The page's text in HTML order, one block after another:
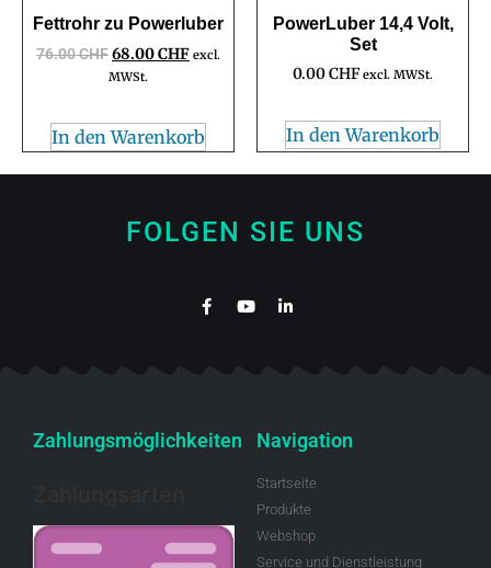
Fettrohr zu Powerluber
76.00CHF68.00CHF excl.
MWSt.
In den Warenkorb
PowerLuber 14,4 Volt,
Set
0.00CHF excl. MWSt.
In den Warenkorb
FOLGEN SIE UNS
Zahlungsmöglichkeiten Navigation
Startseite
Produkte
Webshop
Service und Dienstleistung